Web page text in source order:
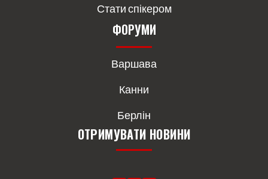
Стати спікером
ФОРУМИ
Варшава
Канни
Берлін
ОТРИМУВАТИ НОВИНИ